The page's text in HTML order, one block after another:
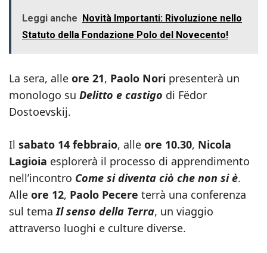
Leggi anche Novità Importanti: Rivoluzione nello
Statuto della Fondazione Polo del Novecento!
La sera, alle ore 21, Paolo Nori presenterà un
monologo su Delitto e castigo di Fëdor
Dostoevskij.
Il sabato 14 febbraio, alle ore 10.30, Nicola
Lagioia esplorerà il processo di apprendimento
nell’incontro Come si diventa ciò che non si è.
Alle ore 12, Paolo Pecere terrà una conferenza
sul temaIl senso della Terra, un viaggio
attraverso luoghi e culture diverse.